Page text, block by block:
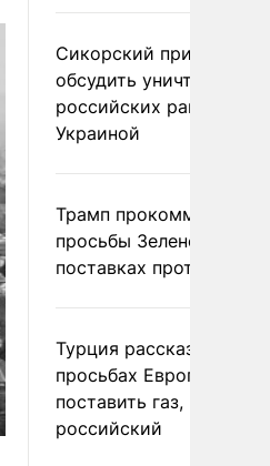
Сикорский призвал
обсудить уничтожение
российских ракет над
Украиной
Трамп
просьбы Зеленского о
поставках
Турция рассказала о
просьбах Европы
поставить газ, но не
российский